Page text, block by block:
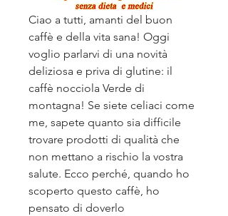
Ciao a tutti, amanti del buon
caffè e della vita sana! Oggi
voglio parlarvi di una novità
deliziosa e priva di glutine: il
caffè nocciola Verde di
montagna! Se siete celiaci come
me, sapete quanto sia difficile
trovare prodotti di qualità che
non mettano a rischio la vostra
salute. Ecco perché, quando ho
scoperto questo caffè, ho
pensato di doverlo